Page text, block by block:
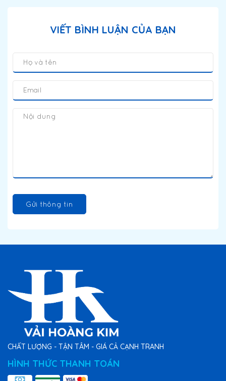
VIẾT BÌNH LUẬN CỦA BẠN
Gửi thông tin
CHẤT LƯỢNG - TẬN TÂM - GIÁ CẢ CẠNH TRANH
HÌNH THỨC THANH TOÁN